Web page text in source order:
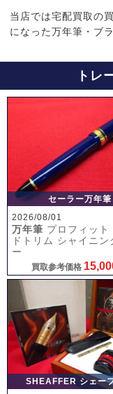
当店では宅配買取の
になった万年筆・ブ
トレ
セーラー万年筆
2026/08/01
万年筆 プロフィット
ドトリム シャイニン
ー
買取参考価格
SHEAFFER シェー